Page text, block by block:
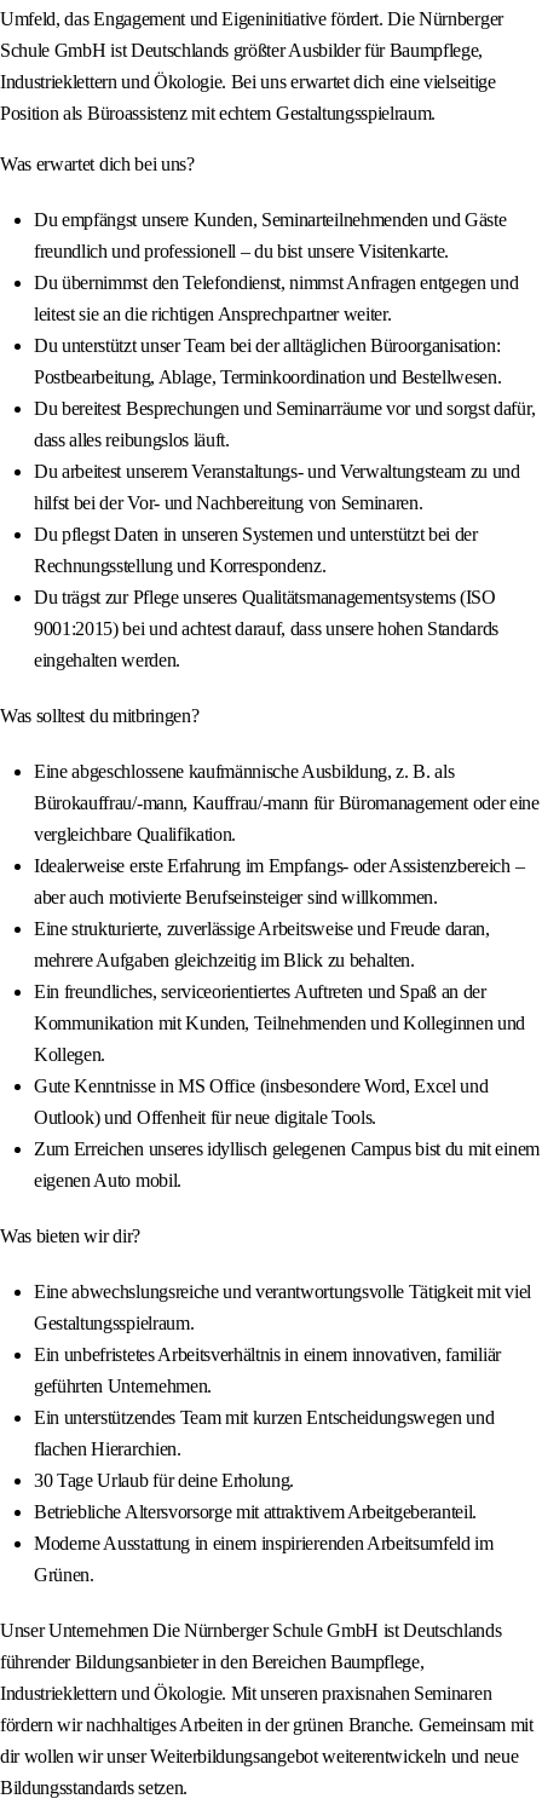
Umfeld, das Engagement und Eigeninitiative fördert. Die Nürnberger
Schule GmbH ist Deutschlands größter Ausbilder für Baumpflege,
Industrieklettern und Ökologie. Bei uns erwartet dich eine vielseitige
Position als Büroassistenz mit echtem Gestaltungsspielraum.
Was erwartet dich bei uns?
Du empfängst unsere Kunden, Seminarteilnehmenden und Gäste
freundlich und professionell – du bist unsere Visitenkarte.
Du übernimmst den Telefondienst, nimmst Anfragen entgegen und
leitest sie an die richtigen Ansprechpartner weiter.
Du unterstützt unser Team bei der alltäglichen Büroorganisation:
Postbearbeitung, Ablage, Terminkoordination und Bestellwesen.
Du bereitest Besprechungen und Seminarräume vor und sorgst dafür,
dass alles reibungslos läuft.
Du arbeitest unserem Veranstaltungs- und Verwaltungsteam zu und
hilfst bei der Vor- und Nachbereitung von Seminaren.
Du pflegst Daten in unseren Systemen und unterstützt bei der
Rechnungsstellung und Korrespondenz.
Du trägst zur Pflege unseres Qualitätsmanagementsystems (ISO
9001:2015) bei und achtest darauf, dass unsere hohen Standards
eingehalten werden.
Was solltest du mitbringen?
Eine abgeschlossene kaufmännische Ausbildung, z. B. als
Bürokauffrau/-mann, Kauffrau/-mann für Büromanagement oder eine
vergleichbare Qualifikation.
Idealerweise erste Erfahrung im Empfangs- oder Assistenzbereich –
aber auch motivierte Berufseinsteiger sind willkommen.
Eine strukturierte, zuverlässige Arbeitsweise und Freude daran,
mehrere Aufgaben gleichzeitig im Blick zu behalten.
Ein freundliches, serviceorientiertes Auftreten und Spaß an der
Kommunikation mit Kunden, Teilnehmenden und Kolleginnen und
Kollegen.
Gute Kenntnisse in MS Office (insbesondere Word, Excel und
Outlook) und Offenheit für neue digitale Tools.
Zum Erreichen unseres idyllisch gelegenen Campus bist du mit einem
eigenen Auto mobil.
Was bieten wir dir?
Eine abwechslungsreiche und verantwortungsvolle Tätigkeit mit viel
Gestaltungsspielraum.
Ein unbefristetes Arbeitsverhältnis in einem innovativen, familiär
geführten Unternehmen.
Ein unterstützendes Team mit kurzen Entscheidungswegen und
flachen Hierarchien.
30 Tage Urlaub für deine Erholung.
Betriebliche Altersvorsorge mit attraktivem Arbeitgeberanteil.
Moderne Ausstattung in einem inspirierenden Arbeitsumfeld im
Grünen.
Unser Unternehmen Die Nürnberger Schule GmbH ist Deutschlands
führender Bildungsanbieter in den Bereichen Baumpflege,
Industrieklettern und Ökologie. Mit unseren praxisnahen Seminaren
fördern wir nachhaltiges Arbeiten in der grünen Branche. Gemeinsam mit
dir wollen wir unser Weiterbildungsangebot weiterentwickeln und neue
Bildungsstandards setzen.